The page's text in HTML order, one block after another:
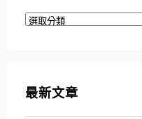
分
最新文章